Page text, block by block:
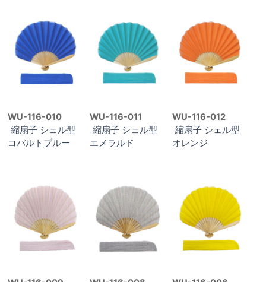
WU-116-010
縮扇子 シェル型
コバルトブルー
WU-116-011
縮扇子 シェル型
エメラルド
WU-116-012
縮扇子 シェル型
オレンジ